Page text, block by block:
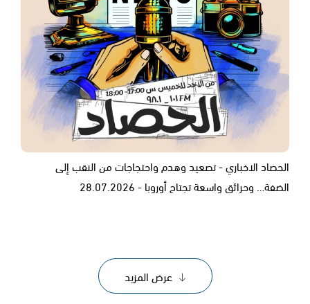
الحصاد الاخباري - تصعيد وهدم واحتجاجات من النقب إلى
الضفة… وحرائق واسعة تجتاح أوروبا - 28.07.2026
عرض المزيد